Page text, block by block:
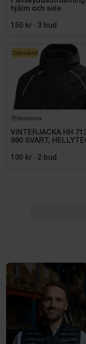
hjälm och sele
150 kr · 3 bud
Bromma
VINTERJACKA HH
990 SVART,
100 kr · 2 bud
Oanvänd